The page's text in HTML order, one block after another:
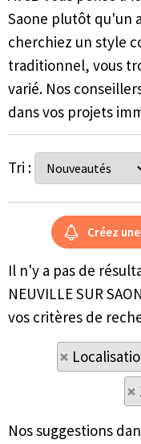
Saone plutôt qu'un
cherchiez un style
traditionnel, vous
varié. Nos
dans vos projets
Tri :
Il n'y a pas de
NEUVILLE SUR
vos critères de
Nos suggestions